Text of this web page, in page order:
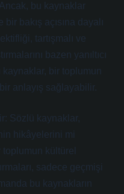
bu kaynaklar
bakış açısına dayalı
tartışmalı ve
bazen yanıltıcı
bir toplumun
anlayış sağlayabilir.
Sözlü kaynaklar,
hikâyelerini mi
kültürel
sadece geçmişi
bu kaynakların